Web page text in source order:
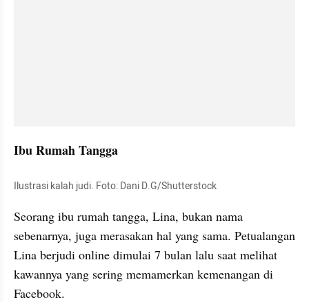
Ibu Rumah Tangga
Ilustrasi kalah judi. Foto: Dani D.G/Shutterstock
Seorang ibu rumah tangga, Lina, bukan nama
sebenarnya, juga merasakan hal yang sama. Petualangan
Lina berjudi online dimulai 7 bulan lalu saat melihat
kawannya yang sering memamerkan kemenangan di
Facebook.